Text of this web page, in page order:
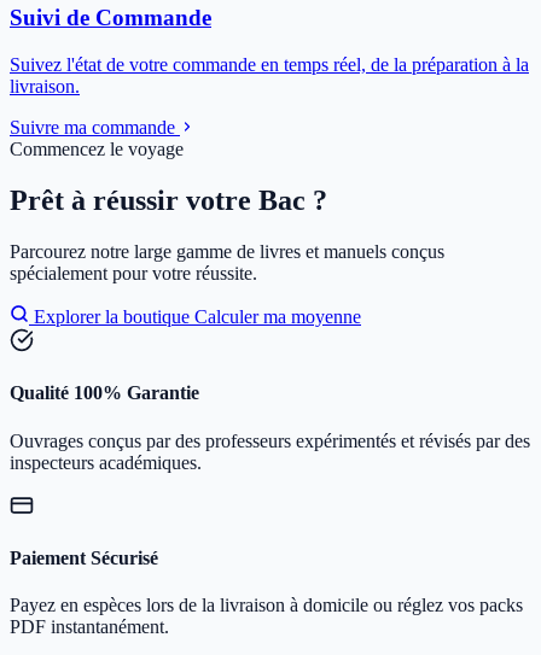
Suivi de Commande
Suivez l'état de votre commande en temps réel, de la préparation à la
livraison.
Suivre ma commande
Commencez le voyage
Prêt à réussir votre Bac ?
Parcourez notre large gamme de livres et manuels conçus
spécialement pour votre réussite.
Explorer la boutique Calculer ma moyenne
Qualité 100% Garantie
Ouvrages conçus par des professeurs expérimentés et révisés par des
inspecteurs académiques.
Paiement Sécurisé
Payez en espèces lors de la livraison à domicile ou réglez vos packs
PDF instantanément.